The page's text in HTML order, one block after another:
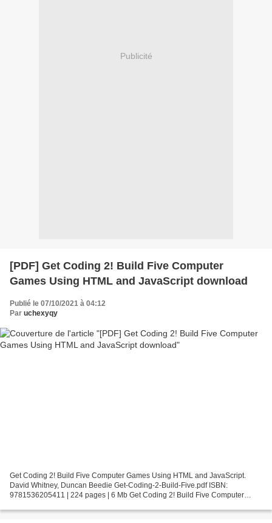
Publicité
[PDF] Get Coding 2! Build Five Computer
Games Using HTML and JavaScript download
Publié le 07/10/2021 à 04:12
Par uchexyqy
Get Coding 2! Build Five Computer Games Using HTML and JavaScript.
David Whitney, Duncan Beedie Get-Coding-2-Build-Five.pdf ISBN:
9781536205411 | 224 pages | 6 Mb Get Coding 2! Build Five Computer